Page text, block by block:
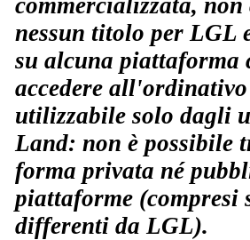
nessun titolo per LGL
su alcuna
accedere
utilizzabile solo dagli
Land: non è possibile
forma privata né
piattaforme (compresi
differenti da LGL).